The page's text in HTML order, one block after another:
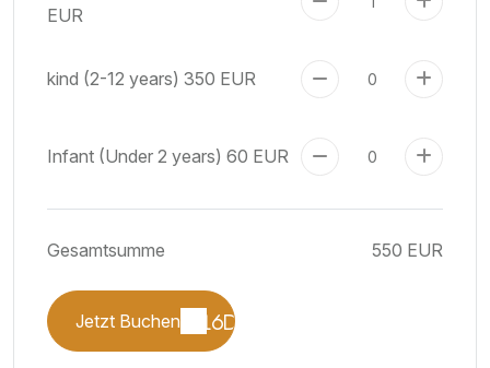
EUR
kind (2-12 years) 350 EUR
Infant (Under 2 years) 60 EUR
Gesamtsumme 550 EUR
Jetzt Buchen